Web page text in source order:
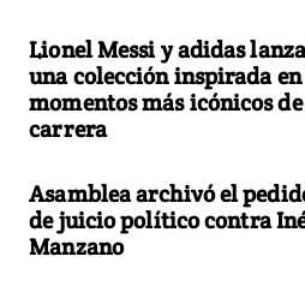
Lionel Messi y adidas
una colección inspirada
momentos más icónicos
carrera
Asamblea archivó el
de juicio político contra
Manzano